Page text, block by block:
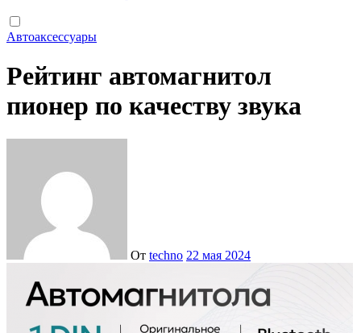
Автоаксессуары
Рейтинг автомагнитол
пионер по качеству звука
От techno 22 мая 2024